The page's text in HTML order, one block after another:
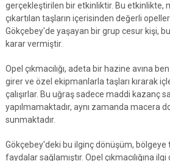
gerçekleştirilen bir etkinliktir. Bu etkinlikte,
çıkartılan taşların içerisinden değerli
Gökçebey'de yaşayan bir grup cesur kişi,
karar vermiştir.
Opel çıkmacılığı, adeta bir hazine avına
girer ve özel ekipmanlarla taşları kırarak
çalışırlar. Bu uğraş sadece maddi kazanç
yapılmamaktadır, aynı zamanda macera
sunmaktadır.
Gökçebey'deki bu ilginç dönüşüm, bölgeye
faydalar sağlamıştır. Opel çıkmacılığına